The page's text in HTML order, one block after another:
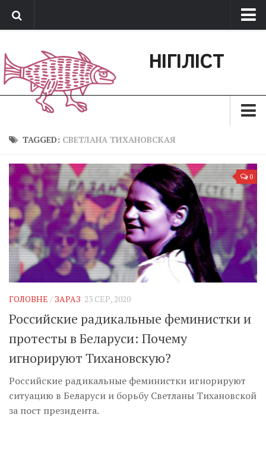
Обратная связь
Поддержать сайт
НІГІЛІСТ
Зараз
Позиція
Дії
Belles lettres
Агітатор
Музика революції
Inter/antinational
TAGGED: СВЕТЛАНА ТИХАНОВСКАЯ
0
ГОЛОВНЕ / ЗАРАЗ 23 СЕР, 2020
Российские радикальные феминистки и
протесты в Беларуси: Почему
игнорируют Тихановскую?
Российские радикальные феминистки игнорируют
ситуацию в Беларуси и борьбу Светланы Тихановской
за пост президента.